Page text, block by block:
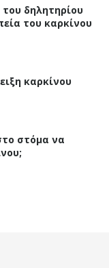
δηλητηρίου
του καρκίνου
καρκίνου
στόμα να